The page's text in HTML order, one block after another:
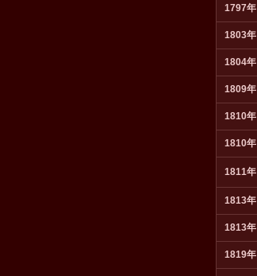
1797年
1803年
1804年
1809年
1810年
1810年
1811年
1813年
1813年
1819年